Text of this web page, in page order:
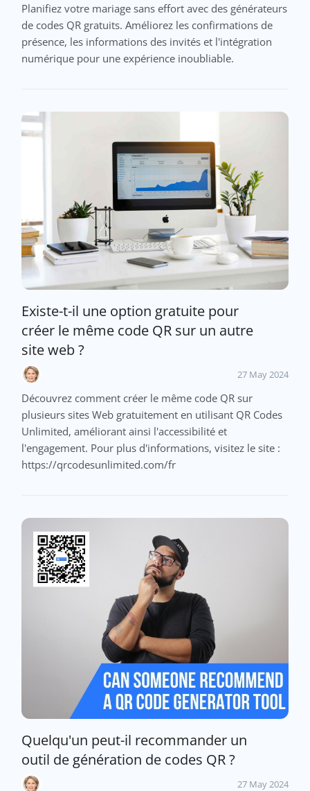
Planifiez votre mariage sans effort avec des générateurs
de codes QR gratuits. Améliorez les confirmations de
présence, les informations des invités et l'intégration
numérique pour une expérience inoubliable.
Existe-t-il une option gratuite pour
créer le même code QR sur un autre
site web ?
27 May 2024
Découvrez comment créer le même code QR sur
plusieurs sites Web gratuitement en utilisant QR Codes
Unlimited, améliorant ainsi l'accessibilité et
l'engagement. Pour plus d'informations, visitez le site :
https://qrcodesunlimited.com/fr
Quelqu'un peut-il recommander un
outil de génération de codes QR ?
27 May 2024